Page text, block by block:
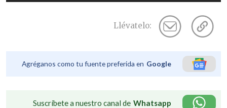
Llévatelo:
Agréganos como tu fuente preferida en Google
Suscríbete a nuestro canal de Whatsapp